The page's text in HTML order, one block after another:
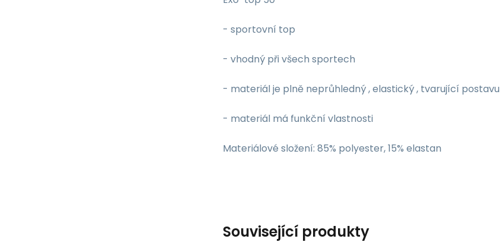
- sportovní top
- vhodný při všech sportech
- materiál je plně neprůhledný , elastický , tvarující postavu
- materiál má funkční vlastnosti
Materiálové složení: 85% polyester, 15% elastan
Související produkty